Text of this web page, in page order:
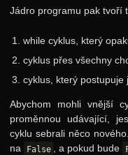
Jádro programu pak tvoří
while cyklus, který
cyklus přes všechny
cyklus, který postupuje
Abychom mohli vnější
proměnnou udávající,
cyklu sebrali něco
na
False , a pokud bude